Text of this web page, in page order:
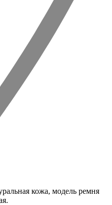
кожа, модель ремня